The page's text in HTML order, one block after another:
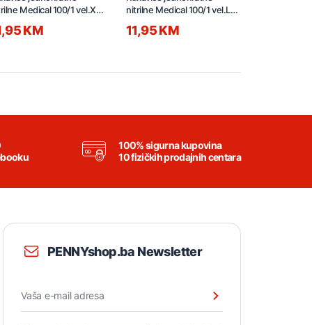
Medical 100/1 vel.XL
bijele
KM
nitrilne Medical 100/1 vel.L
D5000 bijele
11,95 KM
100% sigurna kupovina
10 fizičkih prodajnih centara
PENNYshop.ba Newsletter